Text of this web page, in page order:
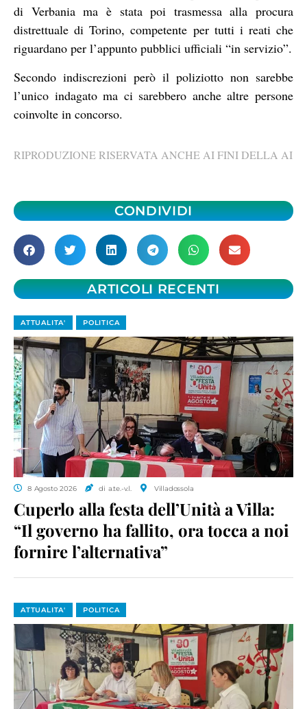
di Verbania ma è stata poi trasmessa alla procura
distrettuale di Torino, competente per tutti i reati che
riguardano per l’appunto pubblici ufficiali “in servizio”.
Secondo indiscrezioni però il poliziotto non sarebbe
l’unico indagato ma ci sarebbero anche altre persone
coinvolte in concorso.
RIPRODUZIONE RISERVATA ANCHE AI FINI DELLA AI
CONDIVIDI
ARTICOLI RECENTI
ATTUALITA' POLITICA
8 Agosto 2026 di a.te.-v.l. Villadossola
Cuperlo alla festa dell’Unità a Villa:
“Il governo ha fallito, ora tocca a noi
fornire l’alternativa”
ATTUALITA' POLITICA